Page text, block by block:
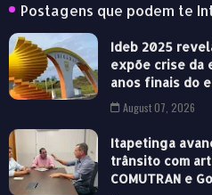
Postagens que podem te
Ideb 2025
expõe crise da
anos finais do
August 07, 2026
Itapetinga
trânsito com
COMUTRAN e